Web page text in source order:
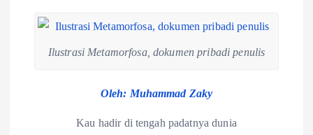
Ilustrasi Metamorfosa, dokumen pribadi penulis
Oleh: Muhammad Zaky
Kau hadir di tengah padatnya dunia